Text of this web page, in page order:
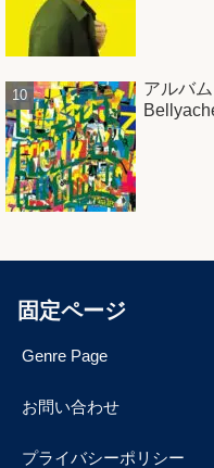
アルバ
固定ページ
Genre Page
お問い合わせ
プライバシーポリシー